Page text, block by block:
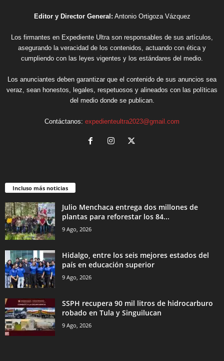
Editor y Director General: Antonio Ortigoza Vázquez
Los firmantes en Expediente Ultra son responsables de sus artículos,
asegurando la veracidad de los contenidos, actuando con ética y
cumpliendo con las leyes vigentes y los estándares del medio.
Los anunciantes deben garantizar que el contenido de sus anuncios sea
veraz, sean honestos, legales, respetuosos y alineados con las políticas
del medio donde se publican.
Contáctanos: expedienteultra2023@gmail.com
Incluso más noticias
Julio Menchaca entrega dos millones de
plantas para reforestar los 84...
9 Ago, 2026
Hidalgo, entre los seis mejores estados del
país en educación superior
9 Ago, 2026
SSPH recupera 90 mil litros de hidrocarburo
robado en Tula y Singuilucan
9 Ago, 2026